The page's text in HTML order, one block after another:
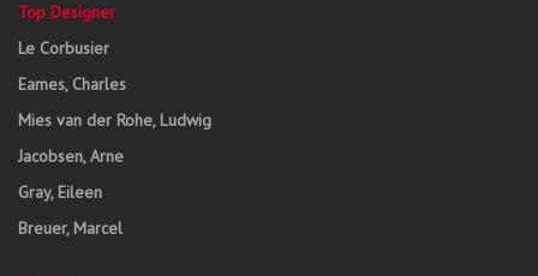
Top Designer
Le Corbusier
Eames, Charles
Mies van der Rohe, Ludwig
Jacobsen, Arne
Gray, Eileen
Breuer, Marcel